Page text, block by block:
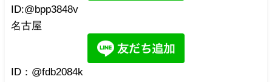
ID:@bpp3848v
名古屋
ID：@fdb2084k